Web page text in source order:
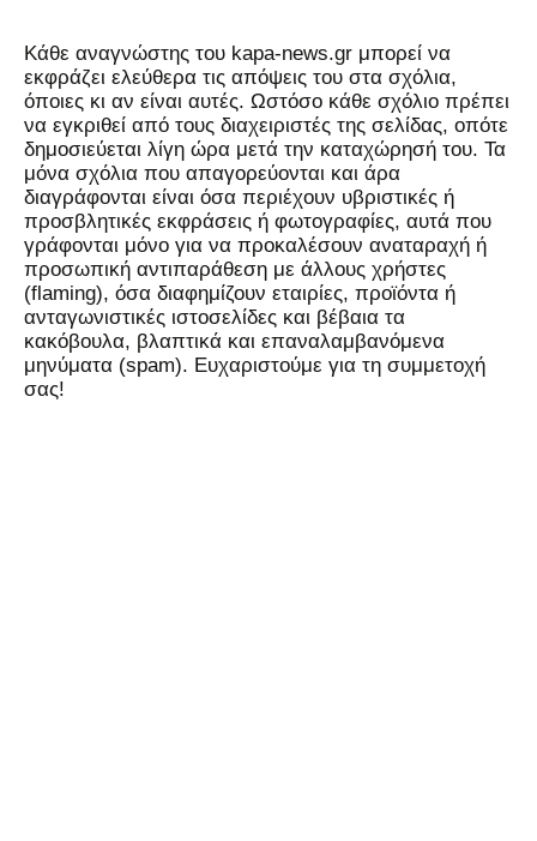
Kάθε αναγνώστης του kapa-news.gr μπορεί να
εκφράζει ελεύθερα τις απόψεις του στα σχόλια,
όποιες κι αν είναι αυτές. Ωστόσο κάθε σχόλιο πρέπει
να εγκριθεί από τους διαχειριστές της σελίδας, οπότε
δημοσιεύεται λίγη ώρα μετά την καταχώρησή του. Τα
μόνα σχόλια που απαγορεύονται και άρα
διαγράφονται είναι όσα περιέχουν υβριστικές ή
προσβλητικές εκφράσεις ή φωτογραφίες, αυτά που
γράφονται μόνο για να προκαλέσουν αναταραχή ή
προσωπική αντιπαράθεση με άλλους χρήστες
(flaming), όσα διαφημίζουν εταιρίες, προϊόντα ή
ανταγωνιστικές ιστοσελίδες και βέβαια τα
κακόβουλα, βλαπτικά και επαναλαμβανόμενα
μηνύματα (spam). Ευχαριστούμε για τη συμμετοχή
σας!